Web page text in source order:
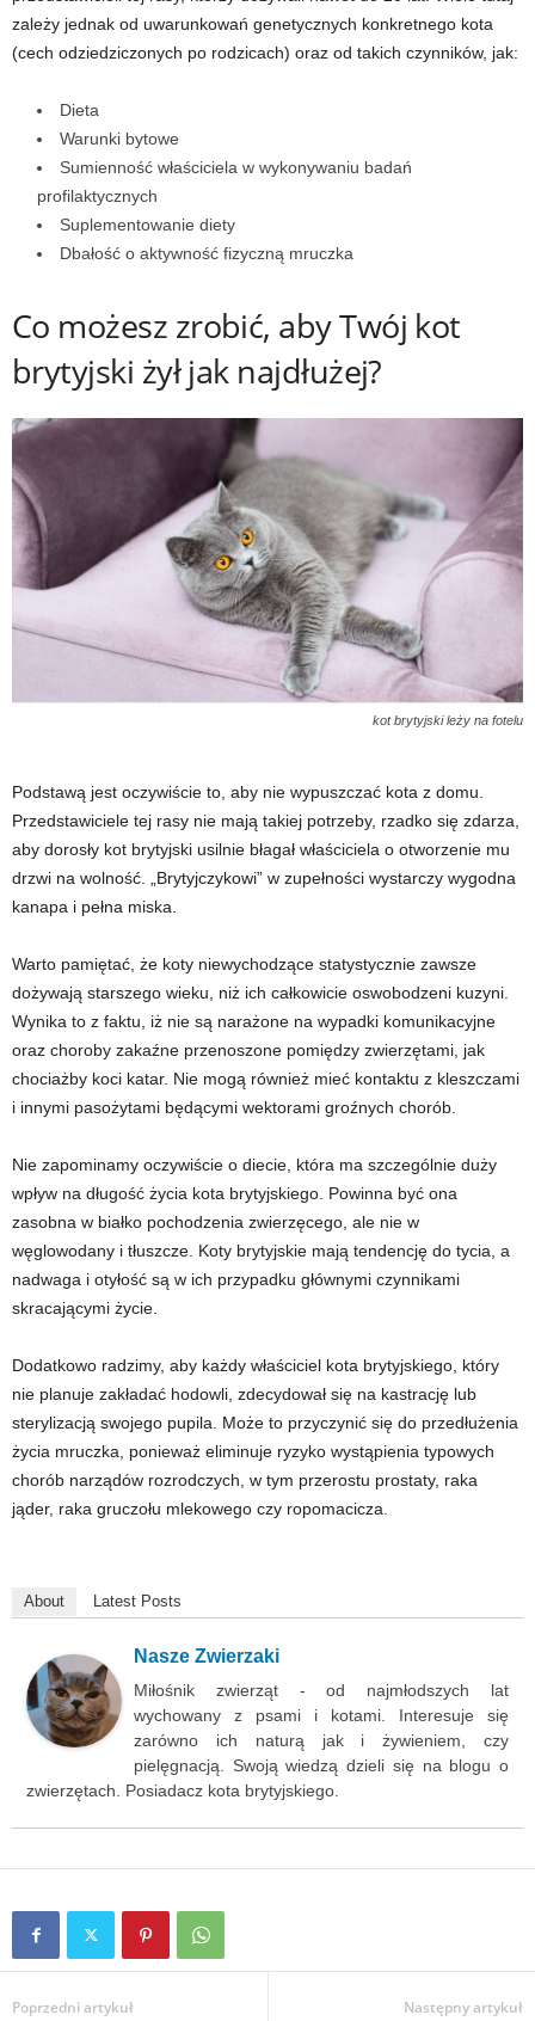
zależy jednak od uwarunkowań genetycznych konkretnego kota
(cech odziedziczonych po rodzicach) oraz od takich czynników, jak:
Dieta
Warunki bytowe
Sumienność właściciela w wykonywaniu badań
profilaktycznych
Suplementowanie diety
Dbałość o aktywność fizyczną mruczka
Co możesz zrobić, aby Twój kot
brytyjski żył jak najdłużej?
kot brytyjski leży na fotelu
Podstawą jest oczywiście to, aby nie wypuszczać kota z domu.
Przedstawiciele tej rasy nie mają takiej potrzeby, rzadko się zdarza,
aby dorosły kot brytyjski usilnie błagał właściciela o otworzenie mu
drzwi na wolność. „Brytyjczykowi” w zupełności wystarczy wygodna
kanapa i pełna miska.
Warto pamiętać, że koty niewychodzące statystycznie zawsze
dożywają starszego wieku, niż ich całkowicie oswobodzeni kuzyni.
Wynika to z faktu, iż nie są narażone na wypadki komunikacyjne
oraz choroby zakaźne przenoszone pomiędzy zwierzętami, jak
chociażby koci katar. Nie mogą również mieć kontaktu z kleszczami
i innymi pasożytami będącymi wektorami groźnych chorób.
Nie zapominamy oczywiście o diecie, która ma szczególnie duży
wpływ na długość życia kota brytyjskiego. Powinna być ona
zasobna w białko pochodzenia zwierzęcego, ale nie w
węglowodany i tłuszcze. Koty brytyjskie mają tendencję do tycia, a
nadwaga i otyłość są w ich przypadku głównymi czynnikami
skracającymi życie.
Dodatkowo radzimy, aby każdy właściciel kota brytyjskiego, który
nie planuje zakładać hodowli, zdecydował się na kastrację lub
sterylizacją swojego pupila. Może to przyczynić się do przedłużenia
życia mruczka, ponieważ eliminuje ryzyko wystąpienia typowych
chorób narządów rozrodczych, w tym przerostu prostaty, raka
jąder, raka gruczołu mlekowego czy ropomacicza.
About Latest Posts
Nasze Zwierzaki
Miłośnik zwierząt - od najmłodszych lat
wychowany z psami i kotami. Interesuje się
zarówno ich naturą jak i żywieniem, czy
pielęgnacją. Swoją wiedzą dzieli się na blogu o
zwierzętach. Posiadacz kota brytyjskiego.
Poprzedni artykuł Następny artykuł